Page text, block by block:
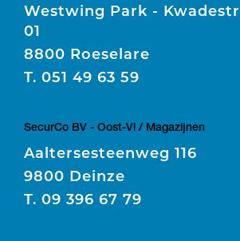
Westwing Park -
01
8800 Roeselare
T. 051 49 63 59
SecurCo BV - Oost-Vl / Magazijnen
Aaltersesteenweg 116
9800 Deinze
T. 09 396 67 79